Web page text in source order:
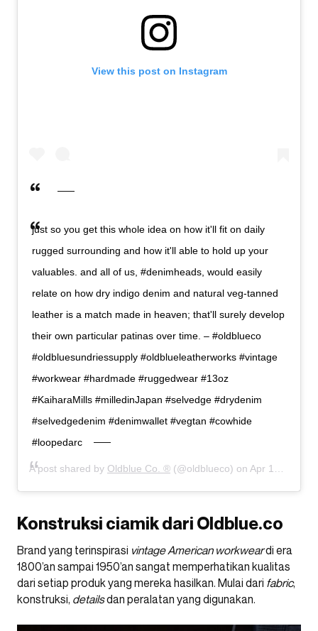
View this post on Instagram
just so you get this whole idea on how it'll fit on daily
rugged surrounding and how it'll able to hold up your
valuables. and all of us, #denimheads, would easily
relate on how dry indigo denim and natural veg-tanned
leather is a match made in heaven; that'll surely develop
their own particular patinas over time. – #oldblueco
#oldbluesundriessupply #oldblueleatherworks #vintage
#workwear #hardmade #ruggedwear #13oz
#KaiharaMills #milledinJapan #selvedge #drydenim
#selvedgedenim #denimwallet #vegtan #cowhide
#loopedarc
A post shared by Oldblue Co. ® (@oldblueco) on Apr 16, 2020 at 9:25am PDT
Konstruksi ciamik dari Oldblue.co
Brand yang terinspirasi vintage American workweardi era
1800’an sampai 1950’an sangat memperhatikan kualitas
dari setiap produk yang mereka hasilkan. Mulai dari fabric,
konstruksi, detailsdan peralatan yang digunakan.